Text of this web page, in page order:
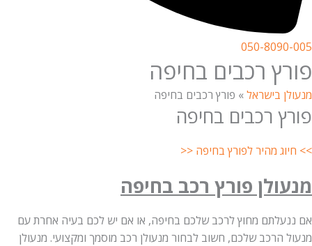
050-8090-005
פורץ רכבים בחיפה
מנעולן בישראל» פורץ רכבים בחיפה
פורץ רכבים בחיפה
>> חיוג מהיר לפורץ בחיפה <<
מנעולן פורץ רכב בחיפה
אם ננעלתם מחוץ לרכב שלכם בחיפה, או אם יש לכם בעיה אחרת עם
מנעול הרכב שלכם, חשוב לבחור מנעולן רכב מוסמך ומקצועי. מנעולן